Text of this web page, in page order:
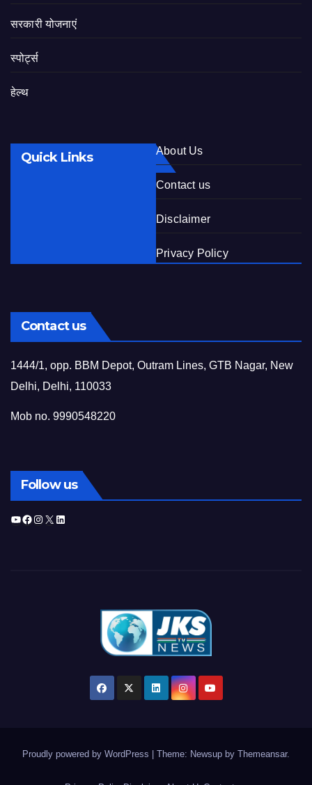
सरकारी योजनाएं
स्पोर्ट्स
हेल्थ
Quick Links About Us
Contact us
Disclaimer
Privacy Policy
Contact us
1444/1, opp. BBM Depot, Outram Lines, GTB Nagar, New
Delhi, Delhi, 110033
Mob no. 9990548220
Follow us
YouTube
Facebook
Instagram
X LinkedIn
Proudly powered by WordPress | Theme: Newsup by Themeansar.